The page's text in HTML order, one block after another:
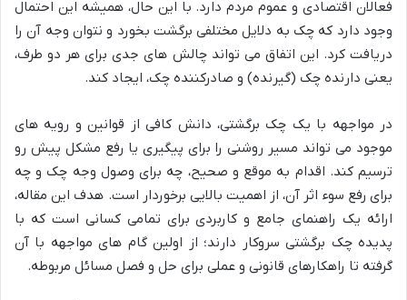
فعالان اقتصادی و عموم مردم دارد. با این حال، همیشه این احتمال
وجود دارد که چک به دلایل مختلفی برگشت بخورد و نتوان وجه آن را
دریافت کرد. این اتفاق می تواند چالش های جدی برای هر دو طرف،
یعنی دارنده چک (گیرنده) و صادرکننده چک، ایجاد کند.
در مواجهه با یک چک برگشتی، دانش کافی از قوانین و رویه های
موجود می تواند مسیر روشنی را برای پیگیری یا رفع مشکل پیش رو
ترسیم کند. اقدام به موقع و صحیح، چه برای وصول وجه چک و چه
برای رفع سوء اثر آن، از اهمیت بالایی برخوردار است. هدف این مقاله،
ارائه یک راهنمای جامع و کاربردی برای تمامی کسانی است که با
پدیده چک برگشتی سروکار دارند؛ از اولین گام های مواجهه با آن
گرفته تا راهکارهای قانونی و عملی برای حل و فصل مسائل مربوطه.